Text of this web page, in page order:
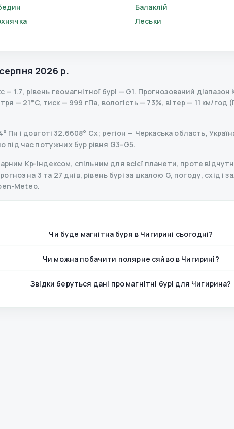
Балаклій
Леськи
2026 р.
— 1.7, рівень геомагнітної бурі — G1. Прогнозований діапазон
— 21°C, тиск — 999 гПа, вологість — 73%, вітер — 11 км/год
і довготі 32.6608° Сх; регіон — Черкаська область,
під час потужних бур рівня G3–G5.
Kp-індексом, спільним для всієї планети, проте
на 3 та 27 днів, рівень бурі за шкалою G, погоду, схід і
Meteo.
Чи буде магнітна буря в Чигирині сьогодні?
Чи можна побачити полярне сяйво в Чигирині?
Звідки беруться дані про магнітні бурі для Чигирина?